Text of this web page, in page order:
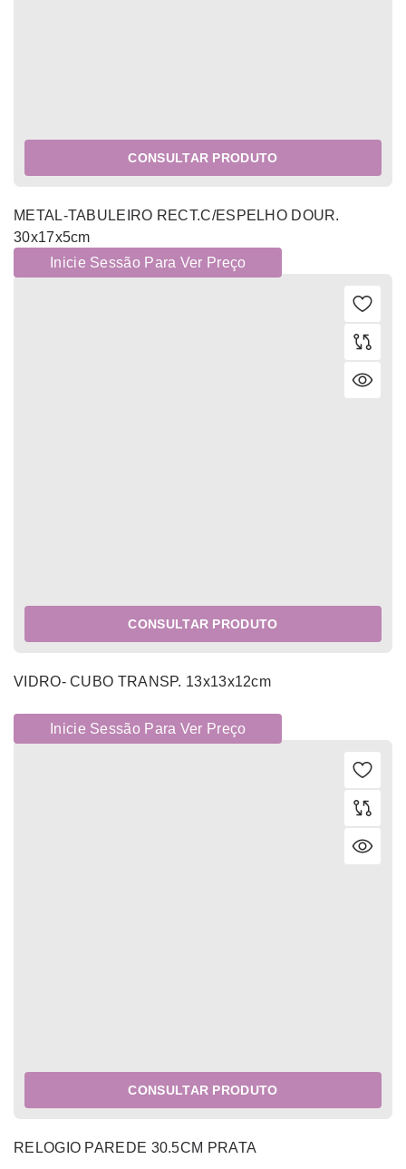
CONSULTAR PRODUTO
METAL-TABULEIRO RECT.C/ESPELHO DOUR.
30x17x5cm
Inicie Sessão Para Ver Preço
CONSULTAR PRODUTO
VIDRO- CUBO TRANSP. 13x13x12cm
Inicie Sessão Para Ver Preço
CONSULTAR PRODUTO
RELOGIO PAREDE 30.5CM PRATA